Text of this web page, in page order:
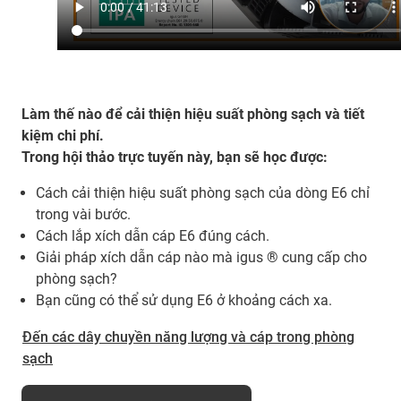
Làm thế nào để cải thiện hiệu suất phòng sạch và tiết
kiệm chi phí.
Trong hội thảo trực tuyến này, bạn sẽ học được:
Cách cải thiện hiệu suất phòng sạch của dòng E6 chỉ
trong vài bước.
Cách lắp xích dẫn cáp E6 đúng cách.
Giải pháp xích dẫn cáp nào mà igus ® cung cấp cho
phòng sạch?
Bạn cũng có thể sử dụng E6 ở khoảng cách xa.
Đến các dây chuyền năng lượng và cáp trong phòng
sạch